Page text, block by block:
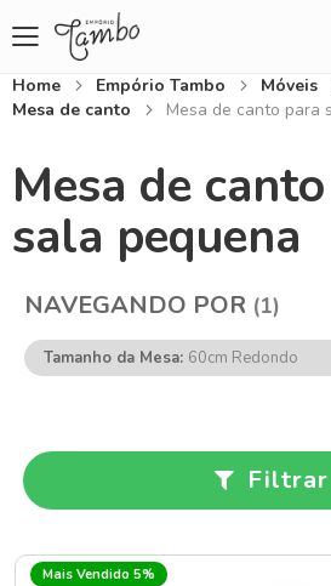
Home Empório Tambo Móveis
Mesa de canto
Mesa de canto para
Mesa de
sala pequena
Filtrar
Mais Vendido 5%
NAVEGANDO POR
Tamanho da Mesa 60cm Redondo